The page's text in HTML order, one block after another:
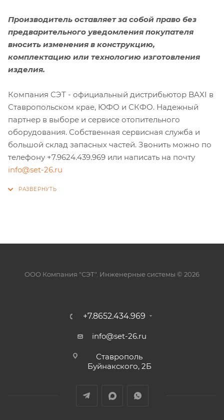
Производитель оставляет за собой право без
предварительного уведомления покупателя
вносить изменения в конструкцию,
комплектацию или технологию изготовления
изделия.
Компания СЭТ - официальный дистрибьютор BAXI в
Ставропольском крае, ЮФО и СКФО. Надежный
партнер в выборе и сервисе отопительного
оборудования. Собственная сервисная служба и
большой склад запасных частей. Звонить можно по
телефону +7.9624.439.969 или написать на почту
info@set-26.ru
ООО Компания "СЭТ". Инженерные системы © 2026
+7.8652.434.969
info@set-26.ru
Ставрополь
Буйнакского, 2Б